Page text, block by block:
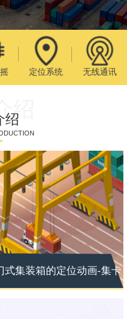
定位系统 无线通讯
绍
绍
式集装箱的定位动画-集卡